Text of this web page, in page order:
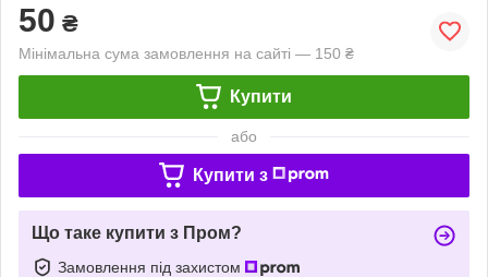
50 ₴
Мінімальна сума замовлення на сайті — 150 ₴
Купити
або
Купити з
Що таке купити з Пром?
Замовлення під захистом